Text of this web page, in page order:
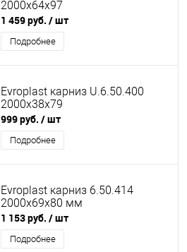
2000x64x97
1 459 руб. / шт
Подробнее
Evroplast карниз U.6.50.400
2000x38x79
999 руб. / шт
Подробнее
Evroplast карниз 6.50.414
2000x69x80 мм
1 153 руб. / шт
Подробнее